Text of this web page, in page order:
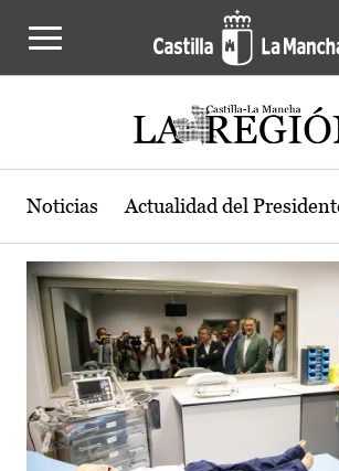
Actualidad de la región
Noticias Actualidad del